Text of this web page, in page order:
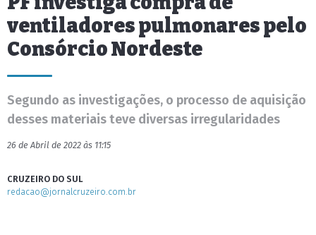
ventiladores pulmonares pelo
Consórcio Nordeste
Segundo as investigações, o processo de aquisição
desses materiais teve diversas irregularidades
26 de Abril de 2022 às 11:15
CRUZEIRO DO SUL
redacao@jornalcruzeiro.com.br